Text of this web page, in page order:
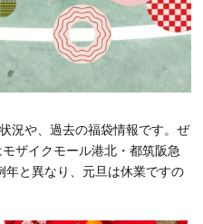
況や、過去の福袋情報です。ぜ
ザイクモール港北・都筑阪急
と異なり、元旦は休業ですの